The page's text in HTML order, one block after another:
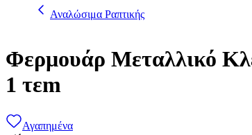
Αναλώσιμα Ραπτικής
Φερμουάρ Μεταλλικό
1 τεm
Αγαπημένα